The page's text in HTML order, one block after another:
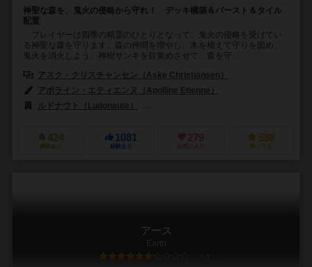
神聖な森を、鬼火の侵略から守れ！ デッキ構築＆バースト＆タイル
配置
プレイヤーは四季の精霊のひとりとなって、鬼火の侵略を受けてい
る神聖な森を守ります。森の仲間を増やし、木を植えて守りを固め、
鬼火を消火しよう。神樹サンキを目覚めさせて、森を守...
アスク・クリスチャンセン（Aske Christiansen）
アポライン・エティエンヌ（Apolline Etienne）
ルドナウト（Ludonaute）
424
興味あり
1081
経験あり
279
お気に入り
598
持ってる
アース
Earth
6.9